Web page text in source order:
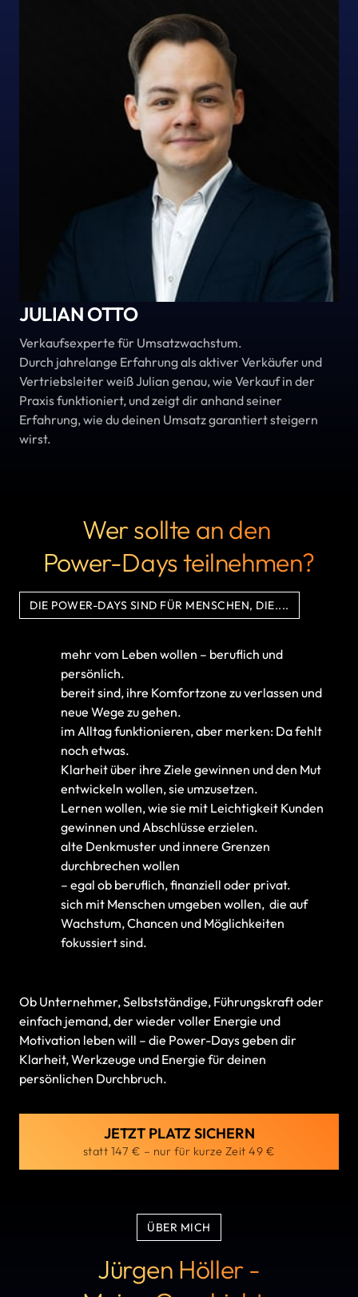
JULIAN OTTO
Verkaufsexperte für Umsatzwachstum.
Durch jahrelange Erfahrung als aktiver Verkäufer und
Vertriebsleiter weiß Julian genau, wie Verkauf in der
Praxis funktioniert, und zeigt dir anhand seiner
Erfahrung, wie du deinen Umsatz garantiert steigern
wirst.
Wer sollte an den
Power-Days teilnehmen?
DIE POWER-DAYS SIND FÜR MENSCHEN, DIE....
mehr vom Leben wollen – beruflich und
persönlich.
bereit sind, ihre Komfortzone zu verlassen und
neue Wege zu gehen.
im Alltag funktionieren, aber merken: Da fehlt
noch etwas.
Klarheit über ihre Ziele gewinnen und den Mut
entwickeln wollen, sie umzusetzen.
Lernen wollen, wie sie mit Leichtigkeit Kunden
gewinnen und Abschlüsse erzielen.
alte Denkmuster und innere Grenzen
durchbrechen wollen
– egal ob beruflich, finanziell oder privat.
sich mit Menschen umgeben wollen,  die auf
Wachstum, Chancen und Möglichkeiten
fokussiert sind.
Ob Unternehmer, Selbstständige, Führungskraft oder
einfach jemand, der wieder voller Energie und
Motivation leben will – die Power-Days geben dir
Klarheit, Werkzeuge und Energie für deinen
persönlichen Durchbruch.
JETZT PLATZ SICHERN
statt 147 € – nur für kurze Zeit 49 €
ÜBER MICH
Jürgen Höller -